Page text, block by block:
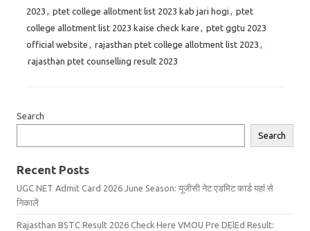
2023 , ptet college allotment list 2023 kab jari hogi , ptet
college allotment list 2023 kaise check kare , ptet ggtu 2023
official website , rajasthan ptet college allotment list 2023 ,
rajasthan ptet counselling result 2023
Search
Search
Recent Posts
UGC NET Admit Card 2026 June Season: यूजीसी नेट एडमिट कार्ड यहां से
निकालें
Rajasthan BSTC Result 2026 Check Here VMOU Pre DElEd Result: